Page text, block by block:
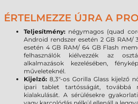
ÉRTELMEZZE ÚJRA A
Teljesítmény: négymagos (quad
Android rendszer esetén 2 GB RAM/
esetén 4 GB RAM/ 64 GB Flash
felhasználók kiélvezzék az
alkalmazások kezelésében,
műveleteknél.
Kijelző: 8,3"-os Gorilla Glass kijelző
ipari tablet tartósságát, továbbá
kialakulását. A sérülésekre